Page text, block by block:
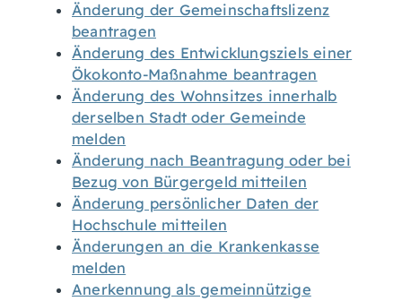
Änderung der Gemeinschaftslizenz
beantragen
Änderung des Entwicklungsziels einer
Ökokonto-Maßnahme beantragen
Änderung des Wohnsitzes innerhalb
derselben Stadt oder Gemeinde
melden
Änderung nach Beantragung oder bei
Bezug von Bürgergeld mitteilen
Änderung persönlicher Daten der
Hochschule mitteilen
Änderungen an die Krankenkasse
melden
Anerkennung als gemeinnützige